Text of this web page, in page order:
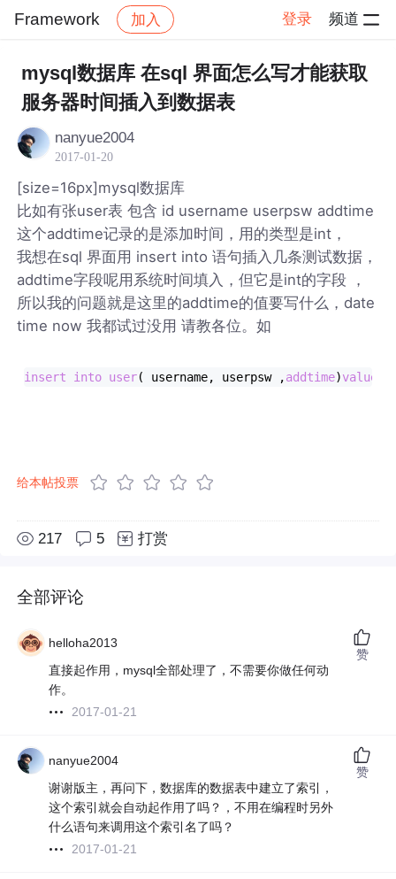
Framework 加入 登录 频道
Framework 帖子详情
mysql数据库 在sql 界面怎么写才能获取
服务器时间插入到数据表
nanyue2004
2017-01-20
[size=16px]mysql数据库
比如有张user表 包含 id username userpsw addtime
这个addtime记录的是添加时间，用的类型是int，
我想在sql 界面用 insert into 语句插入几条测试数据，
addtime字段呢用系统时间填入，但它是int的字段 ，
所以我的问题就是这里的addtime的值要写什么，date
time now 我都试过没用 请教各位。如
insert into user( username, userpsw ,addtime)values
给本帖投票
217 5 打赏
全部评论
helloha2013
直接起作用，mysql全部处理了，不需要你做任何动
作。
2017-01-21
赞
nanyue2004
谢谢版主，再问下，数据库的数据表中建立了索引，
这个索引就会自动起作用了吗？，不用在编程时另外
什么语句来调用这个索引名了吗？
2017-01-21
赞